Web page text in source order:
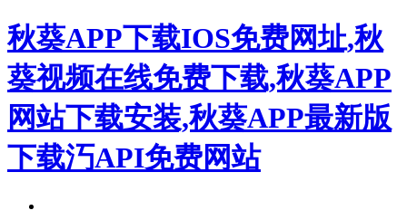
秋葵APP下载IOS免费网址,秋
葵视频在线免费下载,秋葵APP
网站下载安装,秋葵APP最新版
下载汅API免费网站